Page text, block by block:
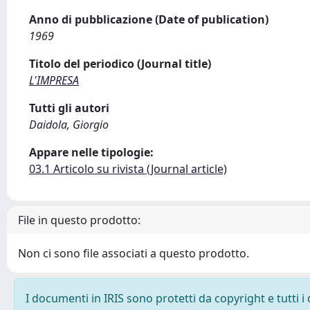
Anno di pubblicazione (Date of publication)
1969
Titolo del periodico (Journal title)
L'IMPRESA
Tutti gli autori
Daidola, Giorgio
Appare nelle tipologie:
03.1 Articolo su rivista (Journal article)
File in questo prodotto:
Non ci sono file associati a questo prodotto.
I documenti in IRIS sono protetti da copyright e tutti